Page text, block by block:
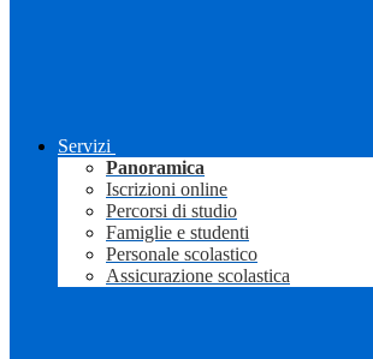
Servizi
Panoramica
Iscrizioni online
Percorsi di studio
Famiglie e studenti
Personale scolastico
Assicurazione scolastica